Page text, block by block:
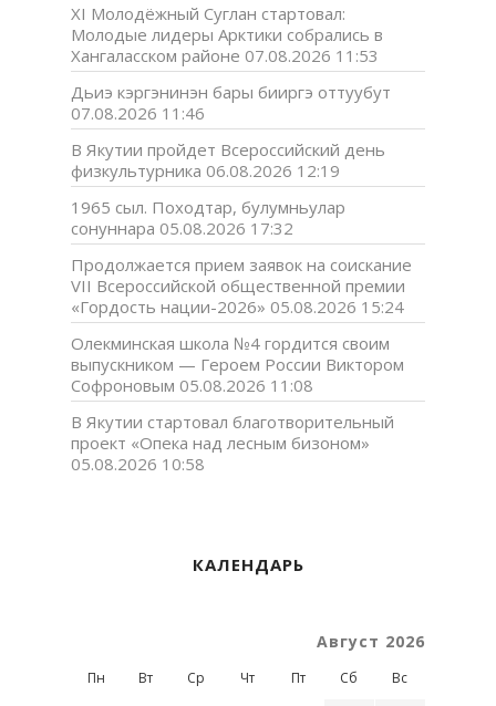
XI Молодёжный Суглан стартовал:
Молодые лидеры Арктики собрались в
Хангаласском районе 07.08.2026 11:53
Дьиэ кэргэнинэн бары бииргэ оттуубут
07.08.2026 11:46
В Якутии пройдет Всероссийский день
физкультурника 06.08.2026 12:19
1965 сыл. Походтар, булумньулар
сонуннара 05.08.2026 17:32
Продолжается прием заявок на соискание
VII Всероссийской общественной премии
«Гордость нации-2026» 05.08.2026 15:24
Олекминская школа №4 гордится своим
выпускником — Героем России Виктором
Софроновым 05.08.2026 11:08
В Якутии стартовал благотворительный
проект «Опека над лесным бизоном»
05.08.2026 10:58
КАЛЕНДАРЬ
Август 2026
Пн Вт Ср Чт Пт Сб Вс